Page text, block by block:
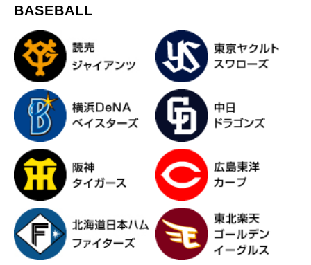
BASEBALL